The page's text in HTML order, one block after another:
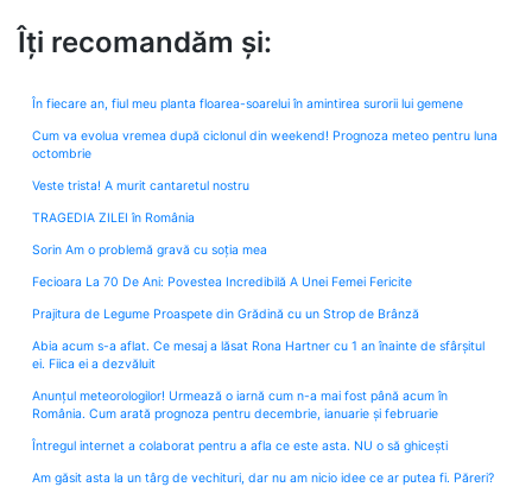
Îți recomandăm și:
În fiecare an, fiul meu planta floarea-soarelui în amintirea surorii lui gemene
Cum va evolua vremea după ciclonul din weekend! Prognoza meteo pentru luna
octombrie
Veste trista! A murit cantaretul nostru
TRAGEDIA ZILEI în România
Sorin Am o problemă gravă cu soția mea
Fecioara La 70 De Ani: Povestea Incredibilă A Unei Femei Fericite
Prajitura de Legume Proaspete din Grădină cu un Strop de Brânză
Abia acum s-a aflat. Ce mesaj a lăsat Rona Hartner cu 1 an înainte de sfârșitul
ei. Fiica ei a dezvăluit
Anunțul meteorologilor! Urmează o iarnă cum n-a mai fost până acum în
România. Cum arată prognoza pentru decembrie, ianuarie și februarie
Întregul internet a colaborat pentru a afla ce este asta. NU o să ghicești
Am găsit asta la un târg de vechituri, dar nu am nicio idee ce ar putea fi. Păreri?